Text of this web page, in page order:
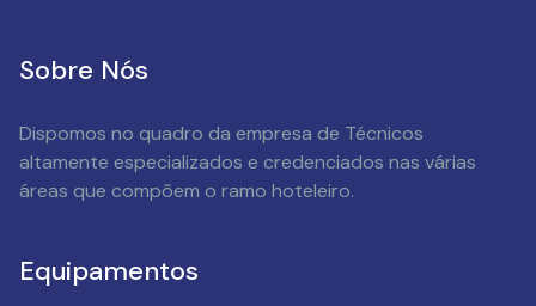
Sobre Nós
Dispomos no quadro da empresa de Técnicos
altamente especializados e credenciados nas várias
áreas que compõem o ramo hoteleiro.
Equipamentos